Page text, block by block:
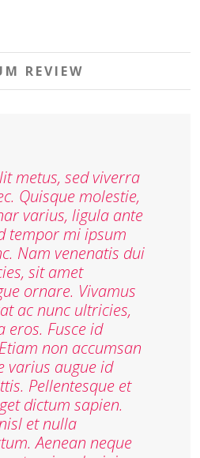
REVIEW
metus, sed viverra
Quisque molestie,
varius, ligula ante
tempor mi ipsum
Nam venenatis dui
sit amet
ornare. Vivamus
ac nunc ultricies,
eros. Fusce id
non accumsan
varius augue id
Pellentesque et
dictum sapien.
et nulla
Aenean neque